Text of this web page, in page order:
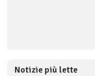
Notizie più lette